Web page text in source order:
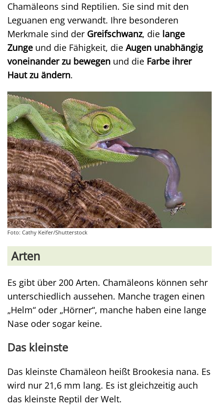
Chamäleons sind Reptilien. Sie sind mit den
Leguanen eng verwandt. Ihre besonderen
Merkmale sind der Greifschwanz, die lange
Zunge und die Fähigkeit, die Augen unabhängig
voneinander zu bewegen und die Farbe ihrer
Haut zu ändern.
Foto: Cathy Keifer/Shutterstock
Arten
Es gibt über 200 Arten. Chamäleons können sehr
unterschiedlich aussehen. Manche tragen einen
„Helm“ oder „Hörner“, manche haben eine lange
Nase oder sogar keine.
Das kleinste
Das kleinste Chamäleon heißt Brookesia nana. Es
wird nur 21,6 mm lang. Es ist gleichzeitig auch
das kleinste Reptil der Welt.